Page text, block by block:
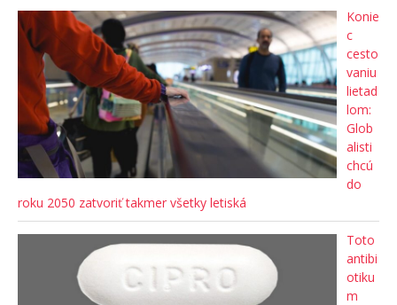
Konie
c
cesto
vaniu
lietad
lom:
Glob
alisti
chcú
do
roku 2050 zatvoriť takmer všetky letiská
Toto
antibi
otiku
m